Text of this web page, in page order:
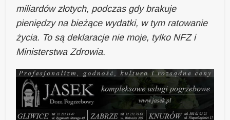
miliardów złotych, podczas gdy brakuje
pieniędzy na bieżące wydatki, w tym ratowanie
życia. To są deklaracje nie moje, tylko NFZ i
Ministerstwa Zdrowia.